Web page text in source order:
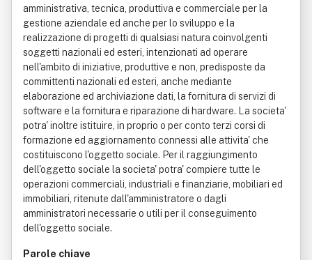
amministrativa, tecnica, produttiva e commerciale per la
gestione aziendale ed anche per lo sviluppo e la
realizzazione di progetti di qualsiasi natura coinvolgenti
soggetti nazionali ed esteri, intenzionati ad operare
nell'ambito di iniziative, produttive e non, predisposte da
committenti nazionali ed esteri, anche mediante
elaborazione ed archiviazione dati, la fornitura di servizi di
software e la fornitura e riparazione di hardware. La societa'
potra' inoltre istituire, in proprio o per conto terzi corsi di
formazione ed aggiornamento connessi alle attivita' che
costituiscono l'oggetto sociale. Per il raggiungimento
dell'oggetto sociale la societa' potra' compiere tutte le
operazioni commerciali, industriali e finanziarie, mobiliari ed
immobiliari, ritenute dall'amministratore o dagli
amministratori necessarie o utili per il conseguimento
dell'oggetto sociale.
Parole chiave